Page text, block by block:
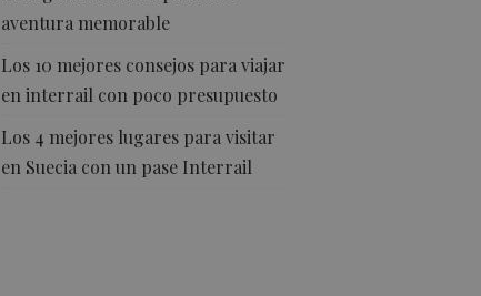
aventura memorable
Los 10 mejores consejos para viajar
en interrail con poco presupuesto
Los 4 mejores lugares para visitar
en Suecia con un pase Interrail